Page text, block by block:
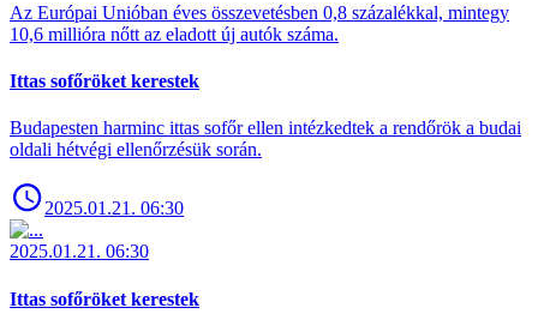
Az Európai Unióban éves összevetésben 0,8 százalékkal, mintegy
10,6 millióra nőtt az eladott új autók száma.
Ittas sofőröket kerestek
Budapesten harminc ittas sofőr ellen intézkedtek a rendőrök a budai
oldali hétvégi ellenőrzésük során.
2025.01.21. 06:30
2025.01.21. 06:30
Ittas sofőröket kerestek